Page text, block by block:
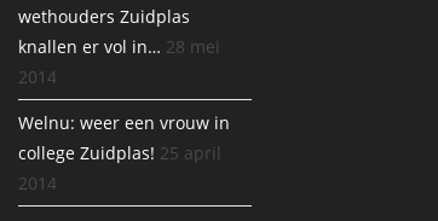
wethouders Zuidplas
knallen er vol in… 28 mei
2014
Welnu: weer een vrouw in
college Zuidplas! 25 april
2014